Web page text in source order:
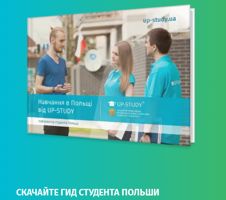
СКАЧАЙТЕ ГИД СТУДЕНТА ПОЛЬШИ